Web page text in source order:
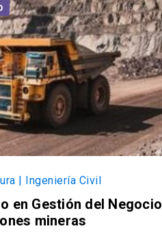
| Ingeniería Civil
en Gestión del Negocio
mineras